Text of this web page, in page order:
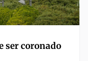
ser coronado